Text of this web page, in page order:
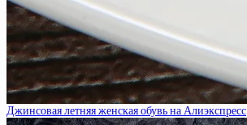
Джинсовая летняя женская обувь на Алиэкспресс